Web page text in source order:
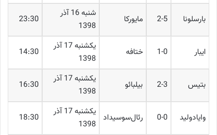
بارسلونا 2-5 مایورکا
شنبه 16 آذر
1398
23:30
ایبار 1-0 ختافه
یکشنبه 17 آذر
1398
14:30
بتیس 2-3 بیلبائو
یکشنبه 17 آذر
1398
16:30
وایادولید 0-0 رئال‌سوسیداد
یکشنبه 17 آذر
1398
18:30